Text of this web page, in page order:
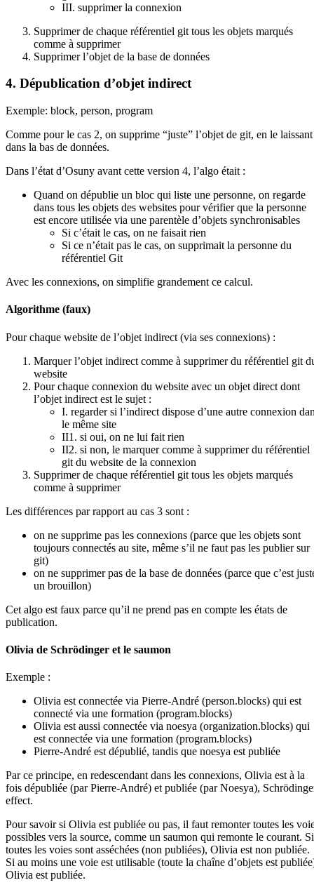
III. supprimer la connexion
Supprimer de chaque référentiel git tous les objets marqués
comme à supprimer
Supprimer l’objet de la base de données
4. Dépublication d’objet indirect
Exemple: block, person, program
Comme pour le cas 2, on supprime “juste” l’objet de git, en le laissant
dans la bas de données.
Dans l’état d’Osuny avant cette version 4, l’algo était :
Quand on dépublie un bloc qui liste une personne, on regarde
dans tous les objets des websites pour vérifier que la personne
est encore utilisée via une parentèle d’objets synchronisables
Si c’était le cas, on ne faisait rien
Si ce n’était pas le cas, on supprimait la personne du
référentiel Git
Avec les connexions, on simplifie grandement ce calcul.
Algorithme (faux)
Pour chaque website de l’objet indirect (via ses connexions) :
Marquer l’objet indirect comme à supprimer du référentiel git
website
Pour chaque connexion du website avec un objet direct dont
l’objet indirect est le sujet :
I. regarder si l’indirect dispose d’une autre connexion
le même site
II1. si oui, on ne lui fait rien
II2. si non, le marquer comme à supprimer du référentiel
git du website de la connexion
Supprimer de chaque référentiel git tous les objets marqués
comme à supprimer
Les différences par rapport au cas 3 sont :
on ne supprime pas les connexions (parce que les objets sont
toujours connectés au site, même s’il ne faut pas les publier sur
git)
on ne supprimer pas de la base de données (parce que c’est
un brouillon)
Cet algo est faux parce qu’il ne prend pas en compte les états de
publication.
Olivia de Schrödinger et le saumon
Exemple :
Olivia est connectée via Pierre-André (person.blocks) qui est
connecté via une formation (program.blocks)
Olivia est aussi connectée via noesya (organization.blocks) qui
est connectée via une formation (program.blocks)
Pierre-André est dépublié, tandis que noesya est publiée
Par ce principe, en redescendant dans les connexions, Olivia est à la
fois dépubliée (par Pierre-André) et publiée (par Noesya),
effect.
Pour savoir si Olivia est publiée ou pas, il faut remonter toutes les
possibles vers la source, comme un saumon qui remonte le courant. Si
toutes les voies sont asséchées (non publiées), Olivia est non publiée.
Si au moins une voie est utilisable (toute la chaîne d’objets est
Olivia est publiée.